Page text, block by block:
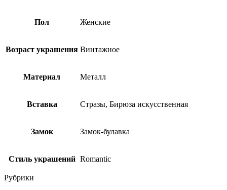
Пол Женские
Возраст украшения Винтажное
Материал Металл
Вставка Стразы, Бирюза искусственная
Замок Замок-булавка
Стиль украшений Romantic
Рубрики